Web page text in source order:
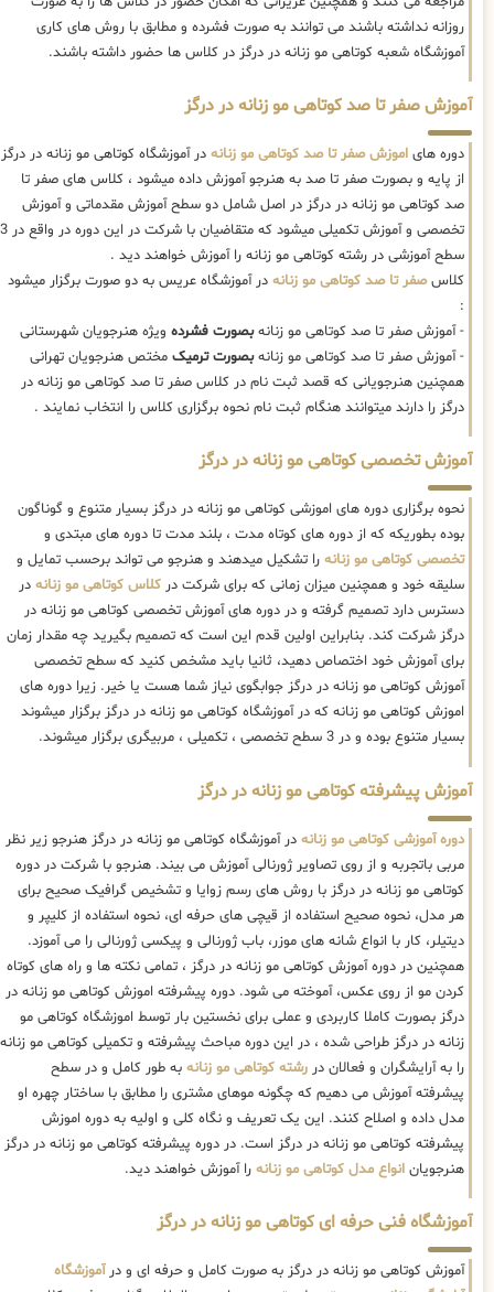
روزانه نداشته باشند می توانند به صورت فشرده و مطابق با روش های کاری
آموزشگاه شعبه کوتاهی مو زنانه در درگز در کلاس ها حضور داشته باشند.
آموزش صفر تا صد کوتاهی مو زنانه در درگز
دوره هایاموزش صفر تا صد کوتاهی مو زنانهدر آموزشگاه کوتاهی مو زنانه در درگز
از پایه و بصورت صفر تا صد به هنرجو آموزش داده میشود ، کلاس های صفر تا
صد کوتاهی مو زنانه در درگز در اصل شامل دو سطح آموزش مقدماتی و آموزش
تخصصی و آموزش تکمیلی میشود که متقاضیان با شرکت در این دوره در واقع در 3
سطح آموزشی در رشته کوتاهی مو زنانه را آموزش خواهند دید .
کلاسصفر تا صد کوتاهی مو زنانهدر آموزشگاه عریس به دو صورت برگزار میشود
- آموزش صفر تا صد کوتاهی مو زنانهبصورت فشردهویژه هنرجویان شهرستانی
- آموزش صفر تا صد کوتاهی مو زنانهبصورت ترمیکمختص هنرجویان تهرانی
همچنین هنرجویانی که قصد ثبت نام در کلاس صفر تا صد کوتاهی مو زنانه در
درگز را دارند میتوانند هنگام ثبت نام نحوه برگزاری کلاس را انتخاب نمایند .
آموزش تخصصی کوتاهی مو زنانه در درگز
نحوه برگزاری دوره های اموزشی کوتاهی مو زنانه در درگز بسیار متنوع و گوناگون
بوده بطوریکه که از دوره های کوتاه مدت ، بلند مدت تا دوره های مبتدی و
تخصصی کوتاهی مو زنانهرا تشکیل میدهند و هنرجو می تواند برحسب تمایل و
سلیقه خود و همچنین میزان زمانی که برای شرکت درکلاس کوتاهی مو زنانهدر
دسترس دارد تصمیم گرفته و در دوره های آموزش تخصصی کوتاهی مو زنانه در
درگز شرکت کند. بنابراین اولین قدم این است که تصمیم بگیرید چه مقدار زمان
برای آموزش خود اختصاص دهید، ثانیا باید مشخص کنید که سطح تخصصی
آموزش کوتاهی مو زنانه در درگز جوابگوی نیاز شما هست یا خیر. زیرا دوره های
اموزش کوتاهی مو زنانه که در آموزشگاه کوتاهی مو زنانه در درگز برگزار میشوند
بسیار متنوع بوده و در 3 سطح تخصصی ، تکمیلی ، مربیگری برگزار میشوند.
آموزش پیشرفته کوتاهی مو زنانه در درگز
دوره آموزشی کوتاهی مو زنانهدر آموزشگاه کوتاهی مو زنانه در درگز هنرجو زیر نظر
مربی باتجربه و از روی تصاویر ژورنالی آموزش می بیند. هنرجو با شرکت در دوره
کوتاهی مو زنانه در درگز با روش های رسم زوایا و تشخیص گرافیک صحیح برای
هر مدل، نحوه صحیح استفاده از قیچی های حرفه ای، نحوه استفاده از کلیپر و
دیتیلر، کار با انواع شانه های موزر، باب ژورنالی و پیکسی ژورنالی را می آموزد.
همچنین در دوره آموزش کوتاهی مو زنانه در درگز ، تمامی نکته ها و راه های کوتاه
کردن مو از روی عکس، آموخته می شود. دوره پیشرفته اموزش کوتاهی مو زنانه در
درگز بصورت کاملا کاربردی و عملی برای نخستین بار توسط اموزشگاه کوتاهی مو
زنانه در درگز طراحی شده ، در این دوره مباحث پیشرفته و تکمیلی کوتاهی مو زنانه
را به آرایشگران و فعالان دررشته کوتاهی مو زنانهبه طور کامل و در سطح
پیشرفته آموزش می دهیم که چگونه موهای مشتری را مطابق با ساختار چهره او
مدل داده و اصلاح کنند. این یک تعریف و نگاه کلی و اولیه به دوره اموزش
پیشرفته کوتاهی مو زنانه در درگز است. در دوره پیشرفته کوتاهی مو زنانه در درگز
هنرجویانانواع مدل کوتاهی مو زنانهرا آموزش خواهند دید.
آموزشگاه فنی حرفه ای کوتاهی مو زنانه در درگز
آموزش کوتاهی مو زنانه در درگز به صورت کامل و حرفه ای و درآموزشگاه